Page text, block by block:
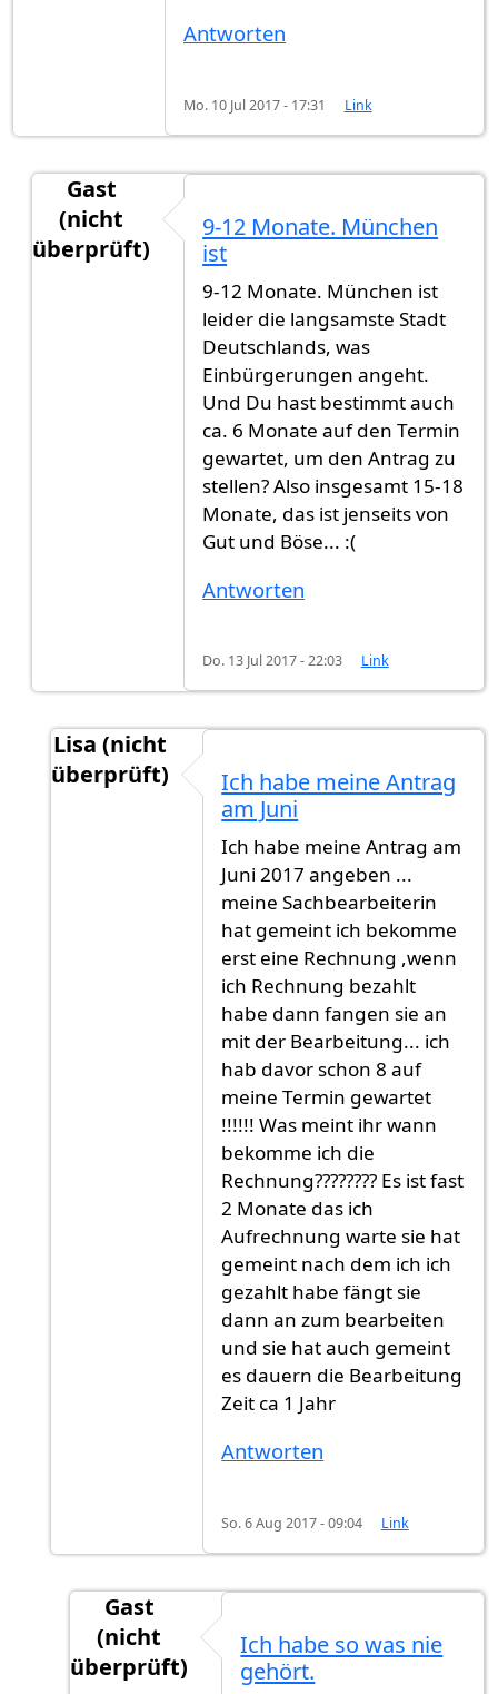
Antworten
Mo. 10 Jul 2017 - 17:31 Link
Gast
(nicht
überprüft)
9-12 Monate. München
ist
9-12 Monate. München ist
leider die langsamste Stadt
Deutschlands, was
Einbürgerungen angeht.
Und Du hast bestimmt auch
ca. 6 Monate auf den Termin
gewartet, um den Antrag zu
stellen? Also insgesamt 15-18
Monate, das ist jenseits von
Gut und Böse... :(
Antworten
Do. 13 Jul 2017 - 22:03 Link
Lisa (nicht
überprüft)
9-12 Monate. München istvon
Ich habe meine Antrag
am Juni
Ich habe meine Antrag am
Juni 2017 angeben ...
meine Sachbearbeiterin
hat gemeint ich bekomme
erst eine Rechnung ,wenn
ich Rechnung bezahlt
habe dann fangen sie an
mit der Bearbeitung... ich
hab davor schon 8 auf
meine Termin gewartet
!!!!!! Was meint ihr wann
bekomme ich die
Rechnung???????? Es ist fast
2 Monate das ich
Aufrechnung warte sie hat
gemeint nach dem ich ich
gezahlt habe fängt sie
dann an zum bearbeiten
und sie hat auch gemeint
es dauern die Bearbeitung
Zeit ca 1 Jahr
Antworten
So. 6 Aug 2017 - 09:04 Link
Gast
(nicht
überprüft)
Ich habe so was nie
gehört.